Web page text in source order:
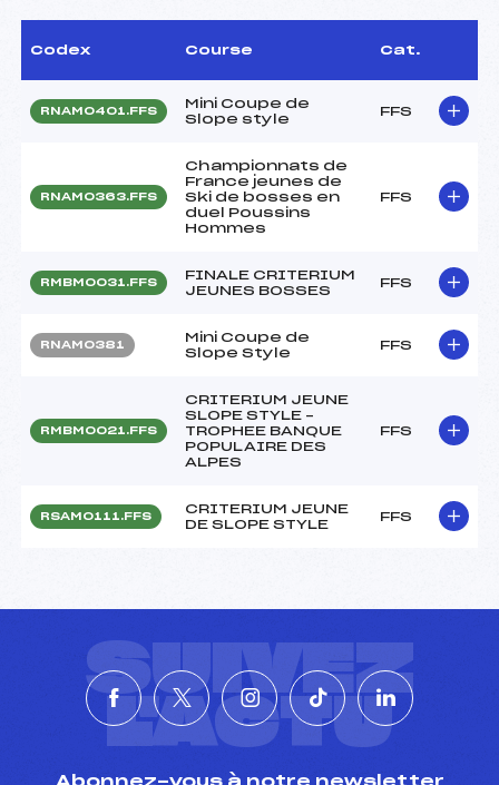
Codex Course Cat.
RNAM0401.FFS
Mini Coupe de
Slope style
FFS
RNAM0363.FFS
Championnats de
France jeunes de
Ski de bosses en
duel Poussins
Hommes
FFS
RMBM0031.FFS
FINALE CRITERIUM
JEUNES BOSSES
FFS
RNAM0381
Mini Coupe de
Slope Style
FFS
RMBM0021.FFS
CRITERIUM JEUNE
SLOPE STYLE –
TROPHEE BANQUE
POPULAIRE DES
ALPES
FFS
RSAM0111.FFS
CRITERIUM JEUNE
DE SLOPE STYLE
FFS
SUIVEZ
L'ACTU